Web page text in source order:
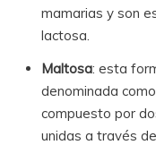
mamarias y son
lactosa.
Maltosa: esta
denominada
compuesto por
unidas a través